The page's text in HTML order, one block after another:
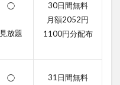
◯
見放題
30日間無料
月額2052円
1100円分配布
◯
31日間無料